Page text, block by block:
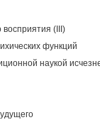
(III)
функций
наукой